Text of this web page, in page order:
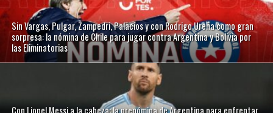
Sin Vargas, Pulgar, Zampedri, Palacios y con Rodrigo Ureña como gran
sorpresa: la nómina de Chile para jugar contra Argentina y Bolivia por
las Eliminatorias